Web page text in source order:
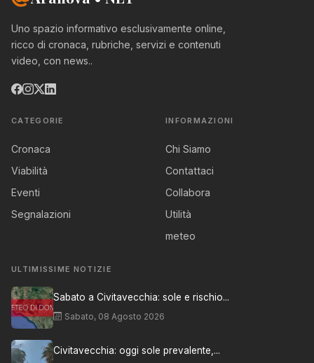
Uno spazio informativo esclusivamente online,
ricco di cronaca, rubriche, servizi e contenuti
video, con news..
CATEGORIE
Cronaca
Viabilità
Eventi
Segnalazioni
INFORMAZIONI
Chi Siamo
Contattaci
Collabora
Utilità
meteo
ULTIMISSIME NOTIZIE
Sabato a Civitavecchia: sole e rischio...
Sabato, 08 Agosto 2026
Civitavecchia: oggi sole prevalente,...